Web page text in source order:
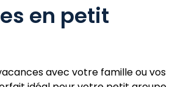
en petit
avec votre famille ou vos